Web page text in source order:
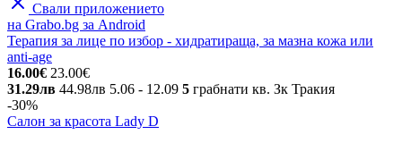
Свали приложението
на Grabo.bg за Android
Терапия за лице по избор - хидратираща, за мазна кожа или
anti-age
16.00€ 23.00€
31.29лв 44.98лв 5.06 - 12.09 5 грабнати кв. Зк Тракия
-30%
Салон за красота Lady D